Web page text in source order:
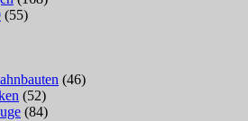
(55)
(46)
(52)
(84)